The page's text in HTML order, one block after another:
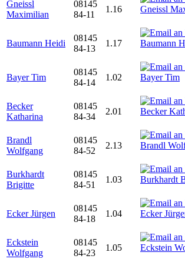
Gneissl
Maximilian
08145
84-11
1.16
Baumann Heidi
08145
84-13
1.17
Bayer Tim
08145
84-14
1.02
Becker
Katharina
08145
84-34
2.01
Brandl
Wolfgang
08145
84-52
2.13
Burkhardt
Brigitte
08145
84-51
1.03
Ecker Jürgen
08145
84-18
1.04
Eckstein
Wolfgang
08145
84-23
1.05